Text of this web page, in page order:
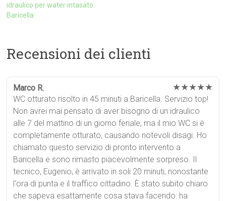
idraulico per water intasato
Baricella
Recensioni dei clienti
Marco R. ★★★★★
WC otturato risolto in 45 minuti a Baricella. Servizio top!
Non avrei mai pensato di aver bisogno di un idraulico
alle 7 del mattino di un giorno feriale, ma il mio WC si è
completamente otturato, causando notevoli disagi. Ho
chiamato questo servizio di pronto intervento a
Baricella e sono rimasto piacevolmente sorpreso. Il
tecnico, Eugenio, è arrivato in soli 20 minuti, nonostante
l'ora di punta e il traffico cittadino. È stato subito chiaro
che sapeva esattamente cosa stava facendo: ha